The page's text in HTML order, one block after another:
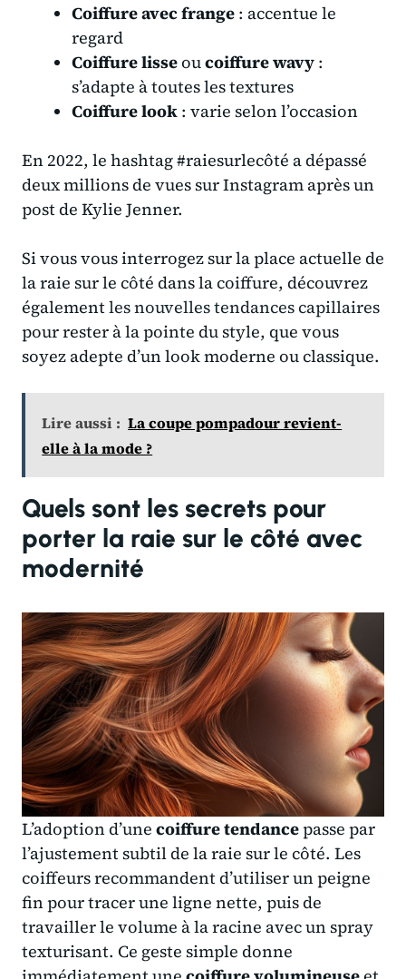
Coiffure avec frange: accentue le
regard
Coiffure lisseoucoiffure wavy:
s’adapte à toutes les textures
Coiffure look: varie selon l’occasion
En 2022, le hashtag #raiesurlecôté a dépassé
deux millions de vues sur Instagram après un
post de Kylie Jenner.
Si vous vous interrogez sur la place actuelle de
la raie sur le côté dans la coiffure, découvrez
égalementles nouvelles tendances capillaires
pour rester à la pointe du style, que vous
soyez adepte d’un look moderne ou classique.
Lire aussi : La coupe pompadour revient-
elle à la mode ?
Quels sont les secrets pour
porter la raie sur le côté avec
modernité
L’adoption d’une coiffure tendancepasse par
l’ajustement subtil de la raie sur le côté. Les
coiffeurs recommandent d’utiliser un peigne
fin pour tracer une ligne nette, puis de
travailler le volume à la racine avec un spray
texturisant. Ce geste simple donne